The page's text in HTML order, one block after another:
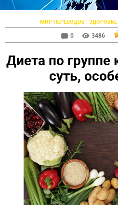
МИР ПЕРЕВОДОВ : ЗДОРОВЬЕ
0
3486
Диета по группе
суть,